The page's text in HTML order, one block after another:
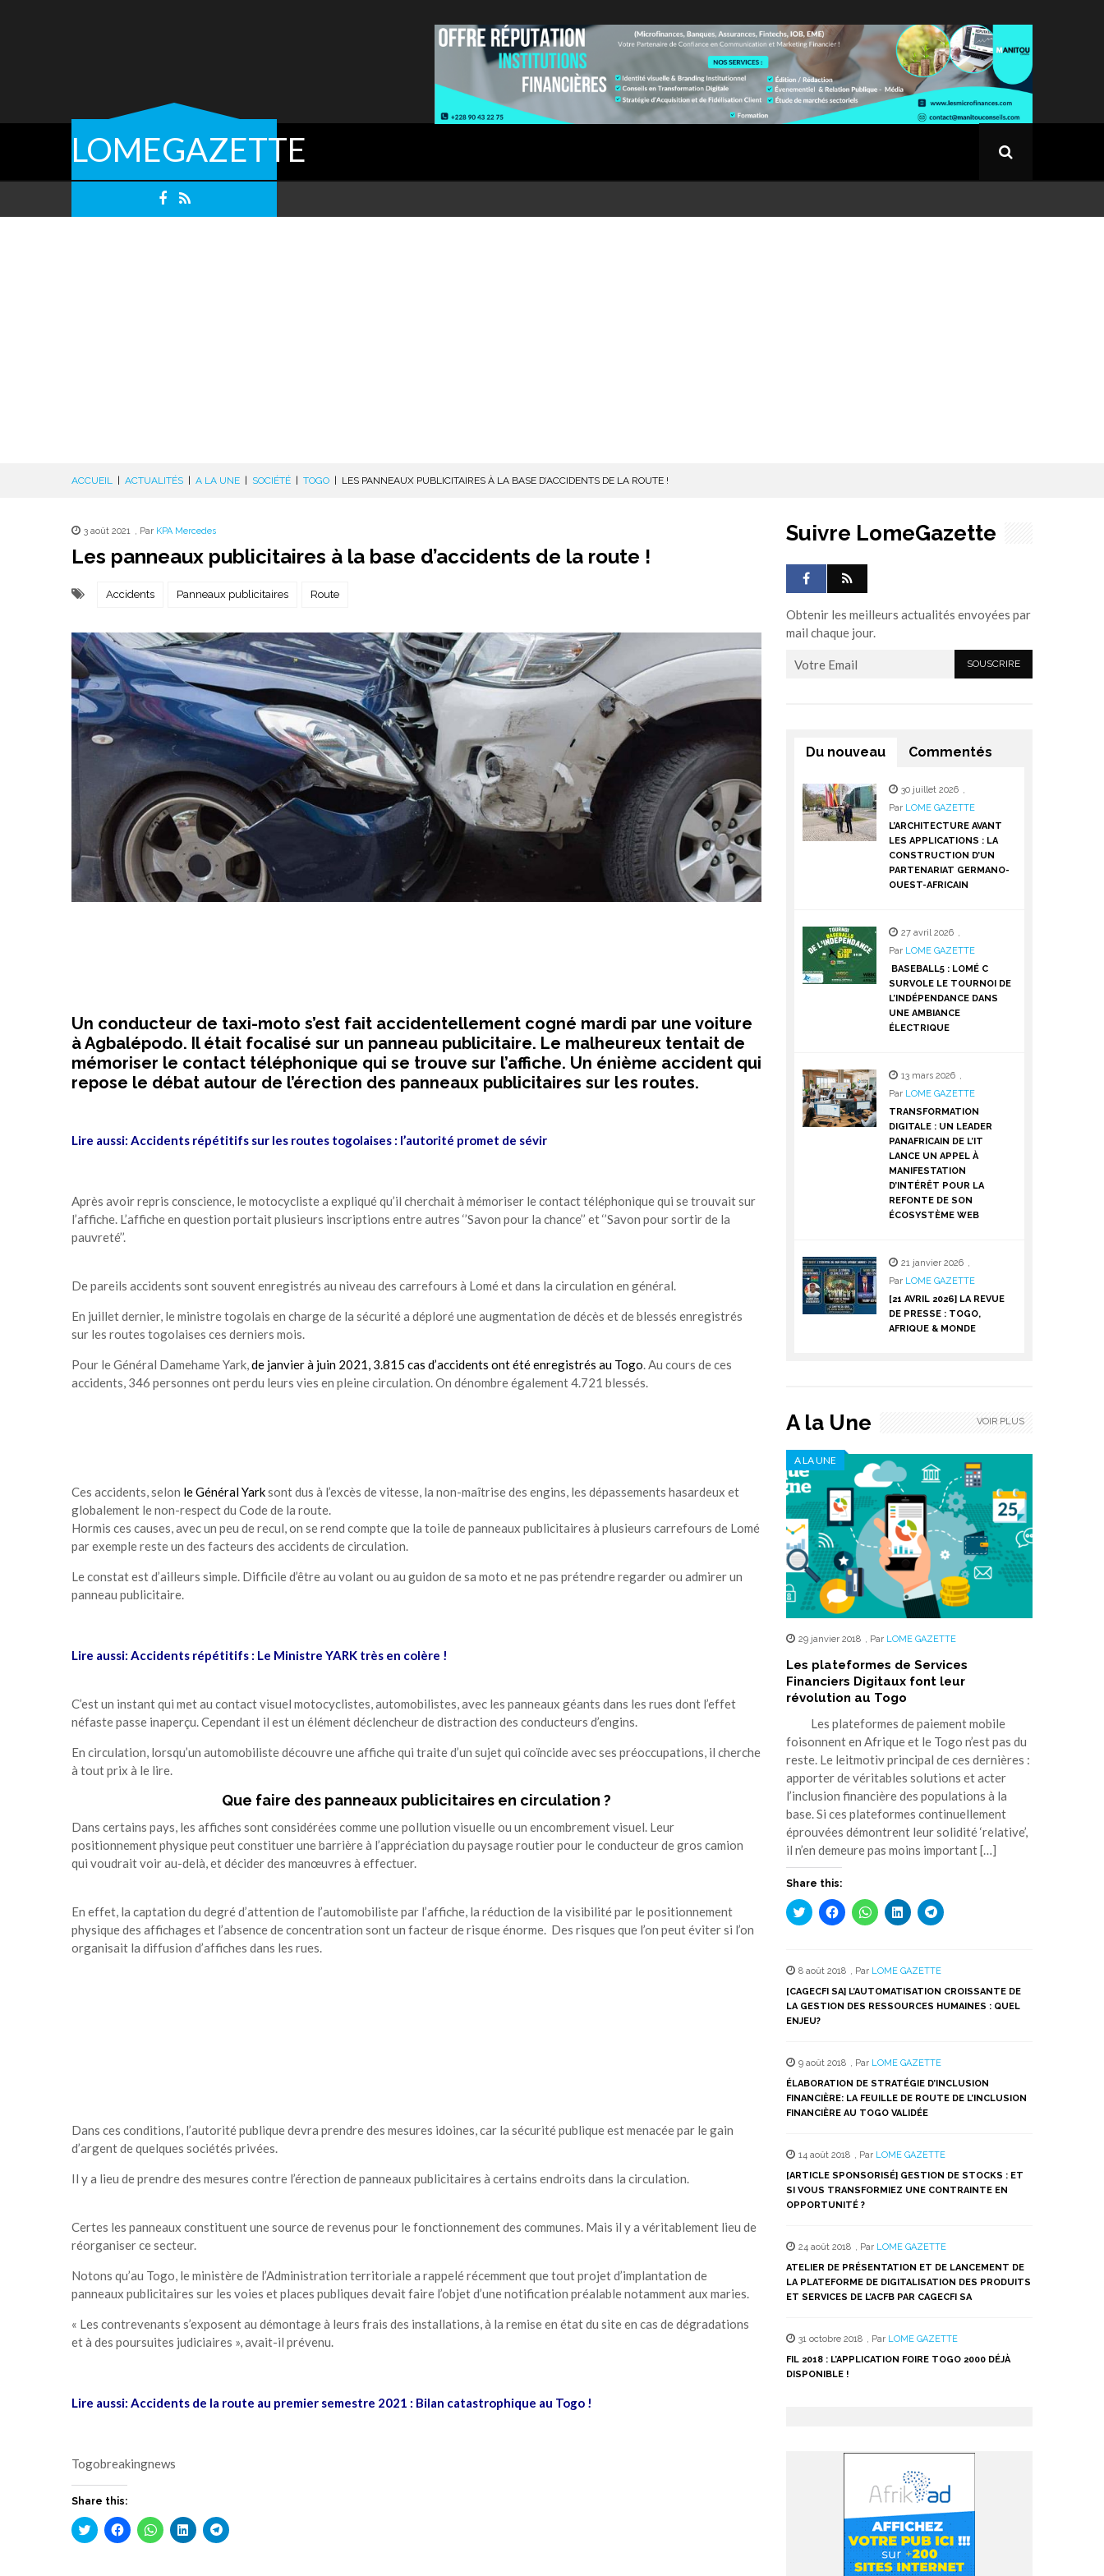
LOMEGAZETTE
ACCUEIL ACTUALITÉS A LA UNE SOCIÉTÉ TOGO LES PANNEAUX PUBLICITAIRES À LA BASE D’ACCIDENTS DE LA ROUTE !
3 août 2021 , Par KPA Mercedes
Les panneaux publicitaires à la base d’accidents de la route !
Accidents Panneaux publicitaires Route
Un conducteur de taxi-moto s’est fait accidentellement cogné mardi par une voiture
à Agbalépodo. Il était focalisé sur un panneau publicitaire. Le malheureux tentait de
mémoriser le contact téléphonique qui se trouve sur l’affiche. Un énième accident qui
repose le débat autour de l’érection des panneaux publicitaires sur les routes.
Lire aussi: Accidents répétitifs sur les routes togolaises : l’autorité promet de sévir
Après avoir repris conscience, le motocycliste a expliqué qu’il cherchait à mémoriser le contact téléphonique qui se trouvait sur
l’affiche. L’affiche en question portait plusieurs inscriptions entre autres ‘’Savon pour la chance’’ et ‘’Savon pour sortir de la
pauvreté’’.
De pareils accidents sont souvent enregistrés au niveau des carrefours à Lomé et dans la circulation en général.
En juillet dernier, le ministre togolais en charge de la sécurité a déploré une augmentation de décès et de blessés enregistrés
sur les routes togolaises ces derniers mois.
Pour le Général Damehame Yark,de janvier à juin 2021, 3.815 cas d’accidents ont été enregistrés au Togo. Au cours de ces
accidents, 346 personnes ont perdu leurs vies en pleine circulation. On dénombre également 4.721 blessés.
Ces accidents, selon le Général Yarksont dus à l’excès de vitesse, la non-maîtrise des engins, les dépassements hasardeux et
globalement le non-respect du Code de la route.
Hormis ces causes, avec un peu de recul, on se rend compte que la toile de panneaux publicitaires à plusieurs carrefours de Lomé
par exemple reste un des facteurs des accidents de circulation.
Le constat est d’ailleurs simple. Difficile d’être au volant ou au guidon de sa moto et ne pas prétendre regarder ou admirer un
panneau publicitaire.
Lire aussi: Accidents répétitifs : Le Ministre YARK très en colère !
C’est un instant qui met au contact visuel motocyclistes, automobilistes, avec les panneaux géants dans les rues dont l’effet
néfaste passe inaperçu. Cependant il est un élément déclencheur de distraction des conducteurs d’engins.
En circulation, lorsqu’un automobiliste découvre une affiche qui traite d’un sujet qui coïncide avec ses préoccupations, il cherche
à tout prix à le lire.
Que faire des panneaux publicitaires en circulation ?
Dans certains pays, les affiches sont considérées comme une pollution visuelle ou un encombrement visuel. Leur
positionnement physique peut constituer une barrière à l’appréciation du paysage routier pour le conducteur de gros camion
qui voudrait voir au-delà, et décider des manœuvres à effectuer.
En effet, la captation du degré d’attention de l’automobiliste par l’affiche, la réduction de la visibilité par le positionnement
physique des affichages et l’absence de concentration sont un facteur de risque énorme. Des risques que l’on peut éviter si l’on
organisait la diffusion d’affiches dans les rues.
Dans ces conditions, l’autorité publique devra prendre des mesures idoines, car la sécurité publique est menacée par le gain
d’argent de quelques sociétés privées.
Il y a lieu de prendre des mesures contre l’érection de panneaux publicitaires à certains endroits dans la circulation.
Certes les panneaux constituent une source de revenus pour le fonctionnement des communes. Mais il y a véritablement lieu de
réorganiser ce secteur.
Notons qu’au Togo, le ministère de l’Administration territoriale a rappelé récemment que tout projet d’implantation de
panneaux publicitaires sur les voies et places publiques devait faire l’objet d’une notification préalable notamment aux maries.
« Les contrevenants s’exposent au démontage à leurs frais des installations, à la remise en état du site en cas de dégradations
et à des poursuites judiciaires », avait-il prévenu.
Lire aussi: Accidents de la route au premier semestre 2021 : Bilan catastrophique au Togo !
Togobreakingnews
Share this:
Cliquez
pour
Cliquez
pour
Cliquez
pour
Cliquez
pour
Cliquez
pour
Suivre LomeGazette
Obtenir les meilleurs actualités envoyées par
mail chaque jour.
Du nouveau Commentés
30 juillet 2026 ,
Par LOME GAZETTE
L’ARCHITECTURE AVANT
LES APPLICATIONS : LA
CONSTRUCTION D’UN
PARTENARIAT GERMANO-
OUEST-AFRICAIN
27 avril 2026 ,
Par LOME GAZETTE
BASEBALL5 : LOMÉ C
SURVOLE LE TOURNOI DE
L’INDÉPENDANCE DANS
UNE AMBIANCE
ÉLECTRIQUE
13 mars 2026 ,
Par LOME GAZETTE
TRANSFORMATION
DIGITALE : UN LEADER
PANAFRICAIN DE L’IT
LANCE UN APPEL À
MANIFESTATION
D’INTÉRÊT POUR LA
REFONTE DE SON
ÉCOSYSTÈME WEB
21 janvier 2026 ,
Par LOME GAZETTE
[21 AVRIL 2026] LA REVUE
DE PRESSE : TOGO,
AFRIQUE & MONDE
A la Une
A LA UNE
29 janvier 2018 , Par LOME GAZETTE
Les plateformes de Services
Financiers Digitaux font leur
révolution au Togo
Les plateformes de paiement mobile
foisonnent en Afrique et le Togo n’est pas du
reste. Le leitmotiv principal de ces dernières :
apporter de véritables solutions et acter
l’inclusion financière des populations à la
base. Si ces plateformes continuellement
éprouvées démontrent leur solidité ‘relative’,
il n’en demeure pas moins important […]
Share this:
Cliquez
pour
une
nouvelle
fenêtre)
Cliquez
pour
une
nouvelle
fenêtre)
Cliquez
pour
une
nouvelle
fenêtre)
Cliquez
pour
une
nouvelle
fenêtre)
Cliquez
pour
une
nouvelle
fenêtre)
8 août 2018 , Par LOME GAZETTE
[CAGECFI SA] L’AUTOMATISATION CROISSANTE DE
LA GESTION DES RESSOURCES HUMAINES : QUEL
ENJEU?
9 août 2018 , Par LOME GAZETTE
ÉLABORATION DE STRATÉGIE D’INCLUSION
FINANCIÈRE: LA FEUILLE DE ROUTE DE L’INCLUSION
FINANCIÈRE AU TOGO VALIDÉE
14 août 2018 , Par LOME GAZETTE
[ARTICLE SPONSORISÉ] GESTION DE STOCKS : ET
SI VOUS TRANSFORMIEZ UNE CONTRAINTE EN
OPPORTUNITÉ ?
24 août 2018 , Par LOME GAZETTE
ATELIER DE PRÉSENTATION ET DE LANCEMENT DE
LA PLATEFORME DE DIGITALISATION DES PRODUITS
ET SERVICES DE L’ACFB PAR CAGECFI SA
31 octobre 2018 , Par LOME GAZETTE
FIL 2018 : L’APPLICATION FOIRE TOGO 2000 DÉJÀ
DISPONIBLE !
VOIR PLUS